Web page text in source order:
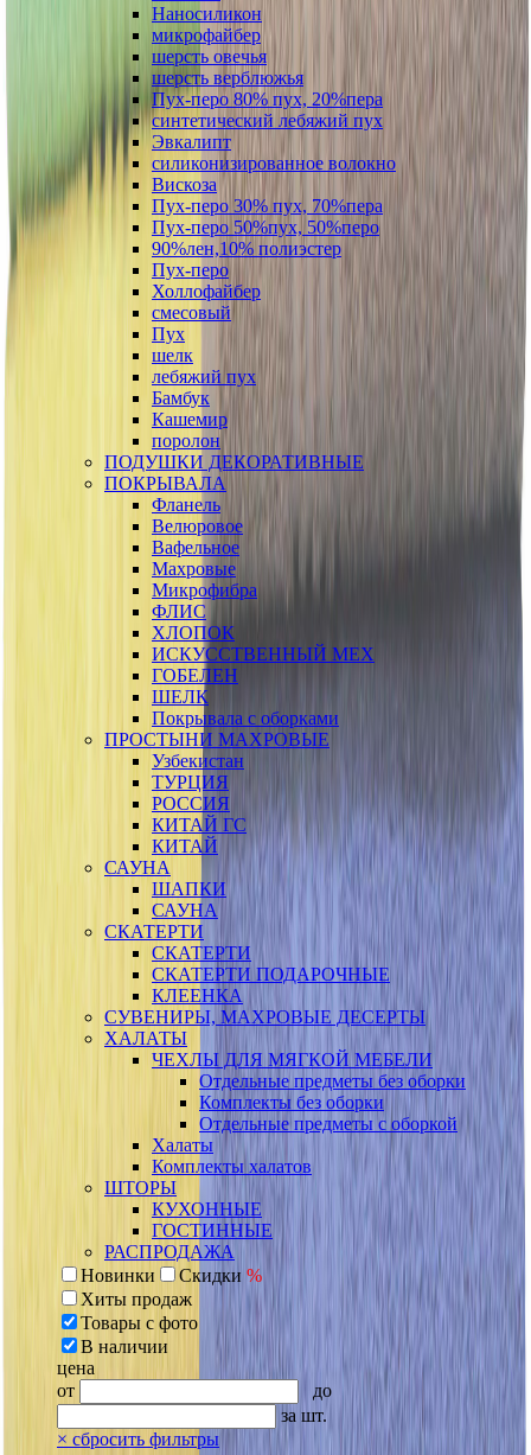
Наносиликон
микрофайбер
шерсть овечья
шерсть верблюжья
Пух-перо 80% пух, 20%пера
синтетический лебяжий пух
Эвкалипт
силиконизированное волокно
Вискоза
Пух-перо 30% пух, 70%пера
Пух-перо 50%пух, 50%перо
90%лен,10% полиэстер
Пух-перо
Холлофайбер
смесовый
Пух
шелк
лебяжий пух
Бамбук
Кашемир
поролон
ПОДУШКИ ДЕКОРАТИВНЫЕ
ПОКРЫВАЛА
Фланель
Велюровое
Вафельное
Махровые
Микрофибра
ФЛИС
ХЛОПОК
ИСКУССТВЕННЫЙ МЕХ
ГОБЕЛЕН
ШЕЛК
Покрывала с оборками
ПРОСТЫНИ МАХРОВЫЕ
Узбекистан
ТУРЦИЯ
РОССИЯ
КИТАЙ ГС
КИТАЙ
САУНА
ШАПКИ
САУНА
СКАТЕРТИ
СКАТЕРТИ
СКАТЕРТИ ПОДАРОЧНЫЕ
КЛЕЕНКА
СУВЕНИРЫ, МАХРОВЫЕ ДЕСЕРТЫ
ХАЛАТЫ
ЧЕХЛЫ ДЛЯ МЯГКОЙ МЕБЕЛИ
Отдельные предметы без оборки
Комплекты без оборки
Отдельные предметы с оборкой
Халаты
Комплекты халатов
ШТОРЫ
КУХОННЫЕ
ГОСТИННЫЕ
РАСПРОДАЖА
Новинки
Скидки %
Хиты продаж
Товары с фото
В наличии
цена
от
до
за шт.
× сбросить фильтры